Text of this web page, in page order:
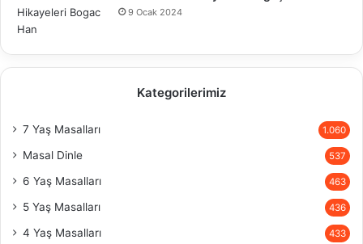
9 Ocak 2024
Kategorilerimiz
7 Yaş Masalları 1.060
Masal Dinle 537
6 Yaş Masalları 463
5 Yaş Masalları 436
4 Yaş Masalları 433